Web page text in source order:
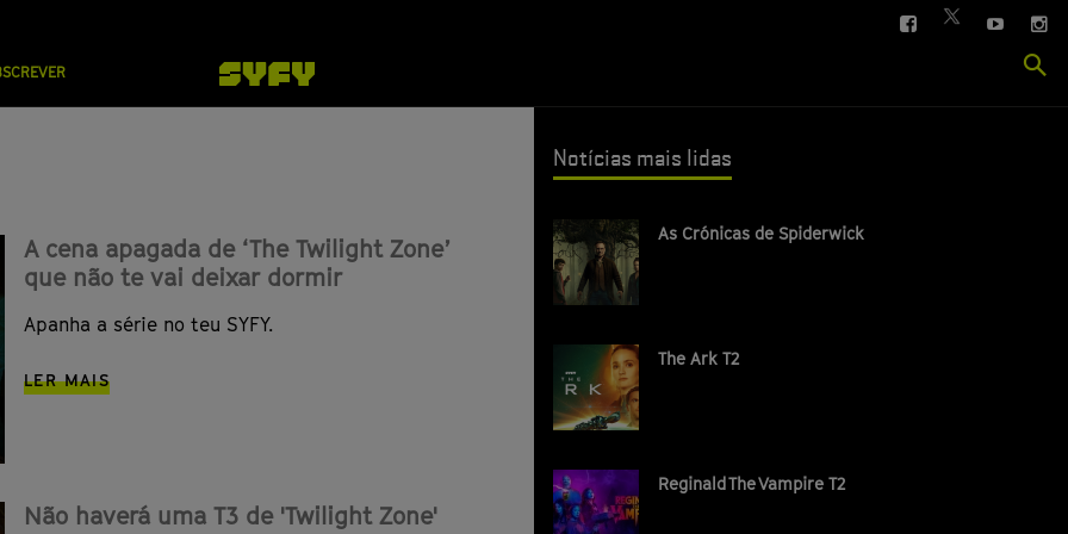
FACEBOOK
TWITTER
YOUTUBE
A cena apagada de ‘The Twilight Zone’
que não te vai deixar dormir
Apanha a série no teu SYFY.
LER MAIS
Não haverá uma T3 de 'Twilight Zone'
Notícias mais lidas
As Crónicas de Spiderwick
The Ark T2
Reginald The Vampire T2